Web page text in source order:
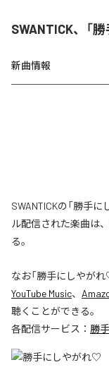
SWANTICK、「
新曲情報
SWANTICKの「勝手
ル配信された楽曲は
る。
なお「勝手にしやが
YouTube Music、
聴くことができる。
各配信サービス： 勝